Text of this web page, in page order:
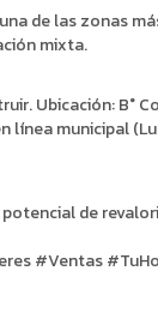
de las zonas
mixta.
Ubicación: B°
municipal
de
#Ventas